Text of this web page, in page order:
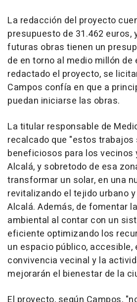
La redacción del proyecto
presupuesto de 31.462 euros,
futuras obras tienen un
de en torno al medio millón de
redactado el proyecto, se
Campos confía en que a
puedan iniciarse las obras.
La titular responsable de
recalcado que "estos trabajos
beneficiosos para los vecinos
Alcalá, y sobretodo de esa
transformar un solar, en una
revitalizando el tejido urbano
Alcalá. Además, de fomentar
ambiental al contar con un
eficiente optimizando los
un espacio público, accesible,
convivencia vecinal y la
mejorarán el bienestar de la